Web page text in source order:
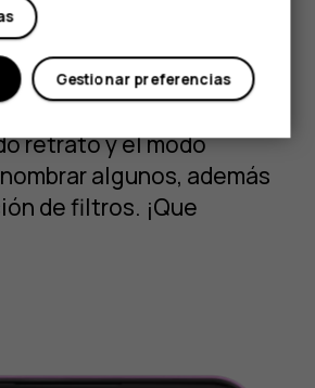
un ingrediente que
favorito lo sea. Así es
adecuado para tus
especial. HMD Arc
retrato y el modo
algunos, además
de filtros. ¡Que
Gestionar preferencias